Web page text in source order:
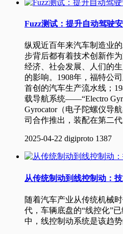
Fuzz测试：提升自动驾驶
纵观近百年来汽车制造业
步背后都有着技术创新作
经济、社会发展、人们的
的影响。1908年，福特公
首创的汽车生产流水线；
载导航系统——“Electro
Gyrocator（电子陀螺仪导
司合作推出，装配在第二代
2025-04-22 digiproto 1387
从传统制动到线控制动：
随着汽车产业从传统机械
代，车辆底盘的“线控化”
中，线控制动系统是该趋势